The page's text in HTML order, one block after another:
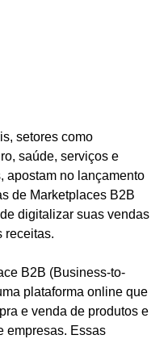
setores como
saúde, serviços e
apostam no lançamento
de Marketplaces B2B
digitalizar suas vendas
receitas.
B2B (Business-to-
plataforma online que
e venda de produtos e
empresas. Essas